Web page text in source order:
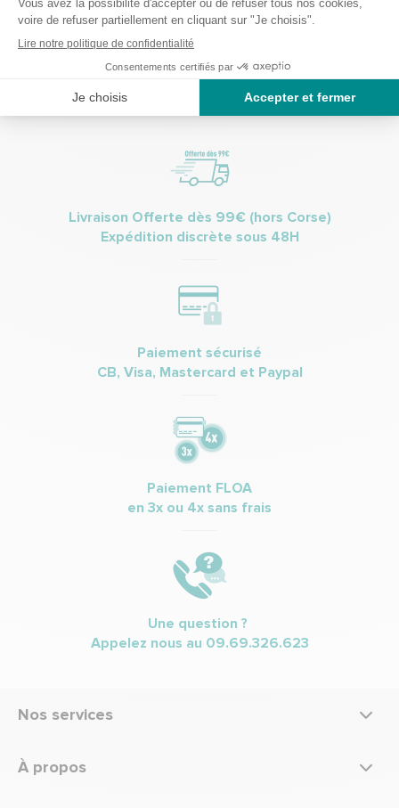
Je m’inscris à la newsletter et accepte de recevoir des informations
commerciales et promotionnelles de Bastide le Confort Médical.
(Vous pourrez à tout moment vous désinscrire. Pour plus
d’informations vous pouvez prendre connaissance de la charte de
protection des données personnelles.
Livraison Offerte dès 99€ (hors Corse)
Expédition discrète sous 48H
Paiement sécurisé
CB, Visa, Mastercard et Paypal
Paiement FLOA
en 3x ou 4x sans frais
Une question ?
Appelez nous au 09.69.326.623
Nos services
À propos